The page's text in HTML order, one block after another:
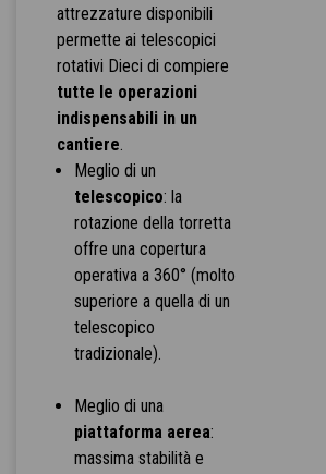
attrezzature disponibili
permette ai telescopici
rotativi Dieci di compiere
tutte le operazioni
indispensabili in un
cantiere.
Meglio di un
telescopico: la
rotazione della torretta
offre una copertura
operativa a 360° (molto
superiore a quella di un
telescopico
tradizionale).
Meglio di una
piattaforma aerea:
massima stabilità e